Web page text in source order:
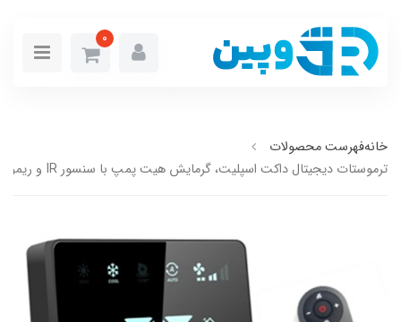
0
خانهفهرست محصولات
ترموستات دیجیتال داکت اسپلیت، گرمایش هیت پمپ با سنسور IR و ریموت کنترل